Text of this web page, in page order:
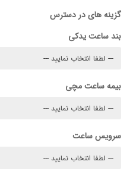
گزینه های در دسترس
بند ساعت یدکی
بیمه ساعت مچی
سرویس ساعت